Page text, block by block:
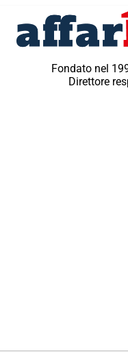
Fondato nel
Direttore